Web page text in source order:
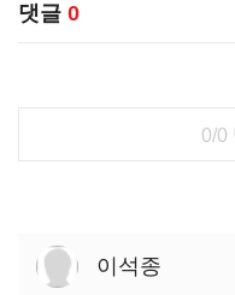
댓글 0
0/0
이석종